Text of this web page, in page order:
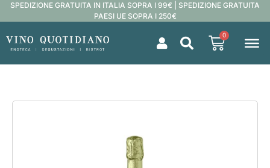
SPEDIZIONE GRATUITA IN ITALIA SOPRA I 99€ | SPEDIZIONE GRATUITA
PAESI UE SOPRA I 250€
0